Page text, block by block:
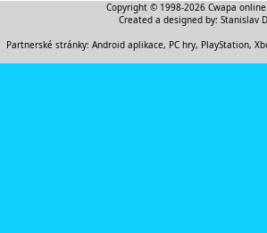
Copyright © 1998-2026 Cwapa
Created a designed by: Stanislav
Partnerské stránky: Android aplikace, PC hry, PlayStation,